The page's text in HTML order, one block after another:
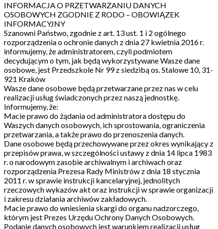
INFORMACJA O PRZETWARZANIU DANYCH
OSOBOWYCH ZGODNIE Z RODO – OBOWIĄZEK
INFORMACYJNY
Szanowni Państwo, zgodnie z art. 13 ust. 1 i 2 ogólnego
rozporządzenia o ochronie danych z dnia 27 kwietnia 2016 r.
informujemy, że administratorem, czyli podmiotem
decydującym o tym, jak będą wykorzystywane Wasze dane
osobowe, jest Przedszkole Nr 99 z siedzibą os. Stalowe 10, 31-
921 Kraków
Wasze dane osobowe będą przetwarzane przez nas w celu
realizacji usług świadczonych przez naszą jednostkę.
Informujemy, że:
Macie prawo do żądania od administratora dostępu do
Waszych danych osobowych, ich sprostowania, ograniczenia
przetwarzania, a także prawo do przenoszenia danych.
Dane osobowe będą przechowywane przez okres wynikający z
przepisów prawa, w szczególności ustawy z dnia 14 lipca 1983
r. o narodowym zasobie archiwalnym i archiwach oraz
rozporządzenia Prezesa Rady Ministrów z dnia 18 stycznia
2011 r. w sprawie instrukcji kancelaryjnej, jednolitych
rzeczowych wykazów akt oraz instrukcji w sprawie organizacji
i zakresu działania archiwów zakładowych.
Macie prawo do wniesienia skargi do organu nadzorczego,
którym jest Prezes Urzędu Ochrony Danych Osobowych.
Podanie danych osobowych jest warunkiem realizacji usług